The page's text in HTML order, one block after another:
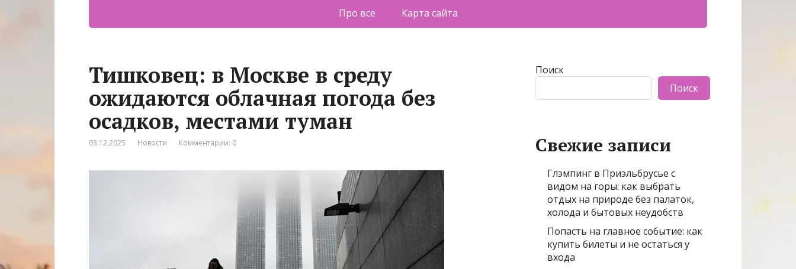
Про все Карта сайта
Тишковец: в Москве в среду
ожидаются облачная погода без
осадков, местами туман
03.12.2025 Новости Комментарии: 0
Поиск
Поиск
Свежие записи
Глэмпинг в Приэльбрусье с
видом на горы: как выбрать
отдых на природе без палаток,
холода и бытовых неудобств
Попасть на главное событие: как
купить билеты и не остаться у
входа